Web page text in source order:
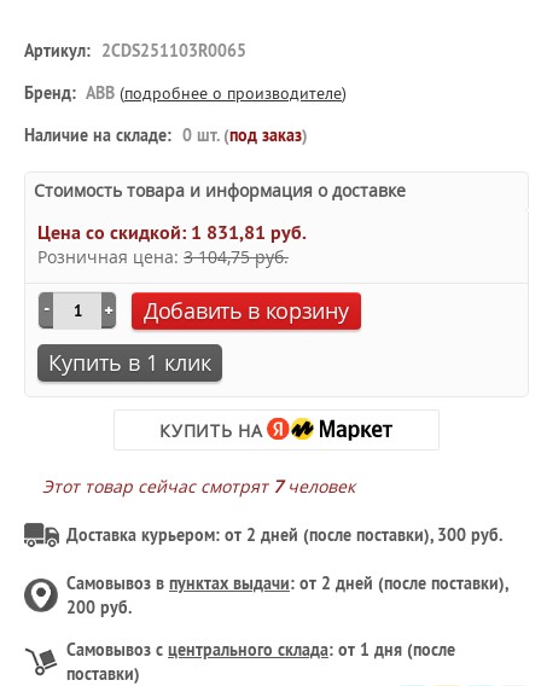
Артикул: 2CDS251103R0065
Бренд: ABB (подробнее о производителе)
Наличие на складе: 0 шт. (под заказ)
Стоимость товара и информация о доставке
Цена со скидкой: 1 831,81 руб.
Розничная цена: 3 104,75 руб.
Добавить в корзину
Купить в 1 клик
КУПИТЬ НА
Этот товар сейчас смотрят 7человек
Доставка курьером: от 2 дней (после поставки), 300 руб.
Самовывоз в пунктах выдачи: от 2 дней (после поставки),
200 руб.
Самовывоз с центрального склада: от 1 дня (после
поставки)